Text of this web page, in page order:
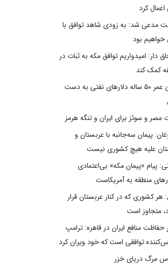
اعمال کرد
مدعی شد: به زودی شاهد توافق با
خواهیم بود
دار: امیدواریم توافق مکه به ثبات در
کمک کند
پایان عمر ۵۰ ساله دلارهای نفتی به دست
مصر و سوئز برای ایران و تنگه هرمز
پیمان سه‌جانبه با عربستان و
علیه هیچ کشوری نیست
پیام «پیمان مکه» بی‌اعتمادی
منطقه به آمریکاست
هر کشوری که در کنار عربستان قرار
متجاوز است
حفاظت منافع ایران در قاهره: ترامپ
توافقی است که خود ویران کرد
مرگ دریای خزر